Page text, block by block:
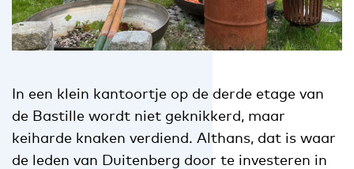
In een klein kantoortje op de derde etage van
de Bastille wordt niet geknikkerd, maar
keiharde knaken verdiend. Althans, dat is waar
de leden van Duitenberg door te investeren in